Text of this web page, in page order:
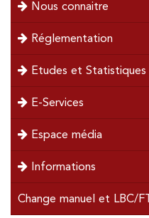
left Nous connaitre
Réglementation
Etudes et Statistiques
E-Services
Espace média
Informations
Change manuel et LBC/